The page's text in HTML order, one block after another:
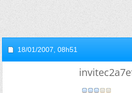
18/01/2007, 08h51